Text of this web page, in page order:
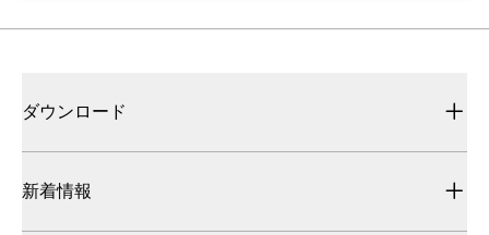
ダウンロード
新着情報